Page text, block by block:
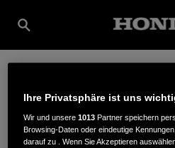
ANDREAS
Ihre Privatsphäre ist uns
Wir und unsere1013 Partner speichern
Browsing-Daten oder eindeutige
darauf zu . Wenn Sie Akzeptieren